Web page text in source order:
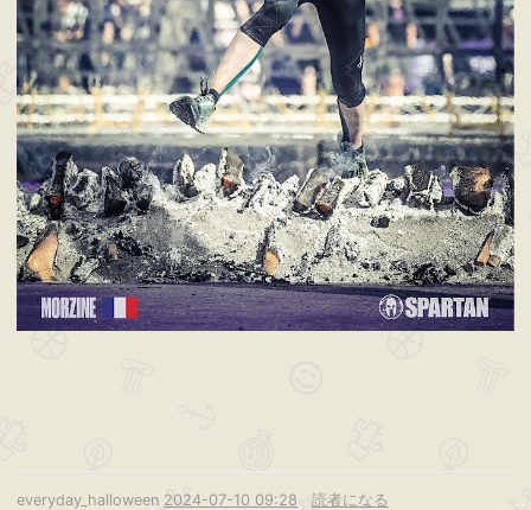
everyday_halloween 2024-07-10 09:28 読者になる